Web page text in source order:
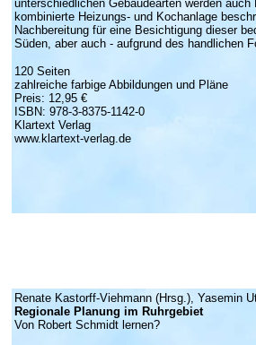
unterschiedlichen Gebäudearten werden
kombinierte Heizungs- und Kochanlage
Nachbereitung für eine Besichtigung dieser
Süden, aber auch - aufgrund des handlichen
120 Seiten
zahlreiche farbige Abbildungen und Pläne
Preis: 12,95 €
ISBN: 978-3-8375-1142-0
Klartext Verlag
www.klartext-verlag.de
Renate Kastorff-Viehmann (Hrsg.), Yasemin
Regionale Planung im Ruhrgebiet
Von Robert Schmidt lernen?